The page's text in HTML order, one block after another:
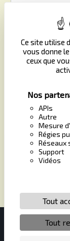
Ce site utilise
vous donne
ceux que
Nos
APIs
Autre
Mesure
Régies
Réseaux
Support
Vidéos
Tout
Tout
En cochant
particulières
** Les données
aux fins de vous
ses sous-
rectification,
d’opposition, de
du droit
contrôle, ainsi
mortem. Vous
courrier
demandé. Nous
prise de contact
fins probatoires